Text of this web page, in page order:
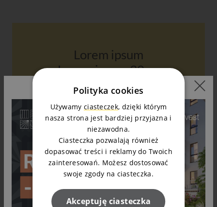
Lorem ipsum
Lorem ipsum 30 px
mieszkania
Pomagamy w zmianach lokatorskich
Istnieje możliwość wykończenia mieszkania „pod
klucz”
Polityka cookies
Używamy ciasteczek, dzięki którym
nasza strona jest bardziej przyjazna i
niezawodna.
Ciasteczka pozwalają również
dopasować treści i reklamy do Twoich
zainteresowań. Możesz dostosować
swoje zgody na ciasteczka.
Akceptuję ciasteczka